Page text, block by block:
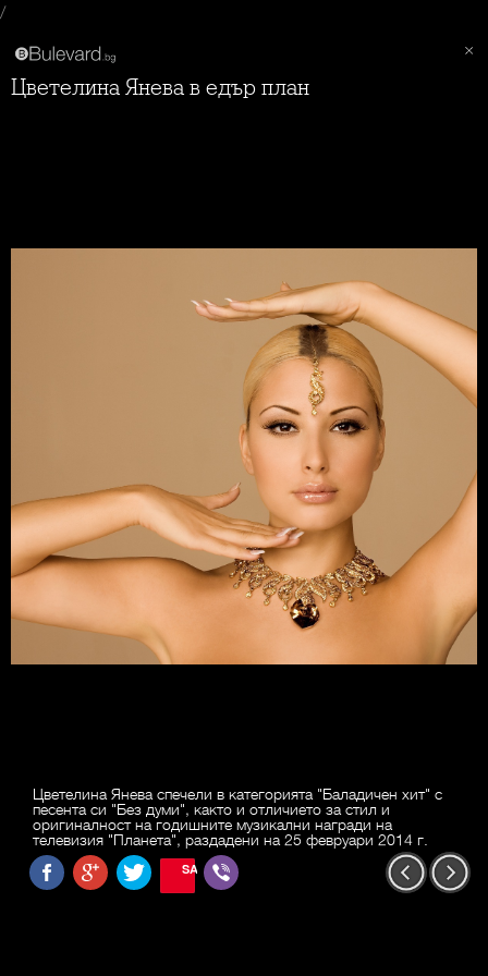
/
Цветелина Янева в едър план
Цветелина Янева спечели в категорията "Баладичен хит" с
песента си "Без думи", както и отличието за стил и
оригиналност на годишните музикални награди на
телевизия "Планета", раздадени на 25 февруари 2014 г.
SAVE